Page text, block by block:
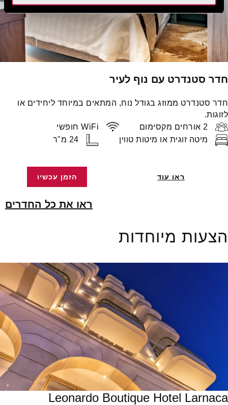
חדר סטנדרט עם נוף לעיר
חדר סטנדרט ממוזג בגודל נוח, המתאים במיוחד ליחידים או
לזוגות.
2 אורחים מקסימום
WiFi חופשי
מיטה זוגית או מיטות טווין
24 מ"ר
ראו עוד הזמן עכשיו
ראו את כל החדרים
הצעות מיוחדות
Leonardo Boutique Hotel Larnaca